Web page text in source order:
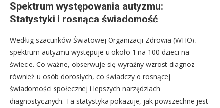
Spektrum występowania autyzmu:
Statystyki i rosnąca świadomość
Według szacunków Światowej Organizacji Zdrowia (WHO),
spektrum autyzmu występuje u około 1 na 100 dzieci na
świecie. Co ważne, obserwuje się wyraźny wzrost diagnoz
również u osób dorosłych, co świadczy o rosnącej
świadomości społecznej i lepszych narzędziach
diagnostycznych. Ta statystyka pokazuje, jak powszechne jest